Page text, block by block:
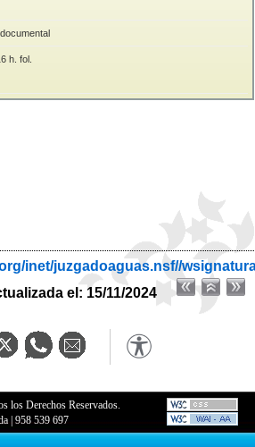
h. fol.
inet/juzgadoaguas.nsf//
el: 15/11/2024
los Derechos Reservados.
|958 539 697